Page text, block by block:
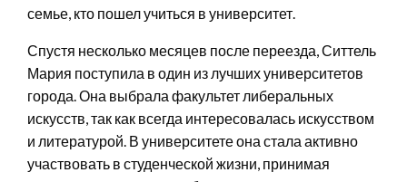
семье, кто пошел учиться в университет.
Спустя несколько месяцев после переезда, Ситтель
Мария поступила в один из лучших университетов
города. Она выбрала факультет либеральных
искусств, так как всегда интересовалась искусством
и литературой. В университете она стала активно
участвовать в студенческой жизни, принимая